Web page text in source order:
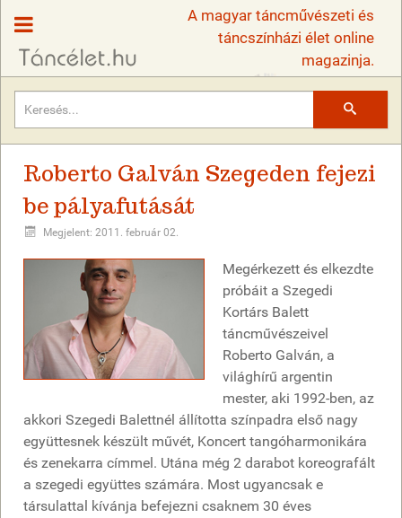
A magyar táncművészeti és
táncszínházi élet online
magazinja.
Roberto Galván Szegeden fejezi
be pályafutását
Megjelent: 2011. február 02.
Megérkezett és elkezdte
próbáit a Szegedi
Kortárs Balett
táncművészeivel
Roberto Galván, a
világhírű argentin
mester, aki 1992-ben, az
akkori Szegedi Balettnél állította színpadra első nagy
együttesnek készült művét, Koncert tangóharmonikára
és zenekarra címmel. Utána még 2 darabot koreografált
a szegedi együttes számára. Most ugyancsak e
társulattal kívánja befejezni csaknem 30 éves